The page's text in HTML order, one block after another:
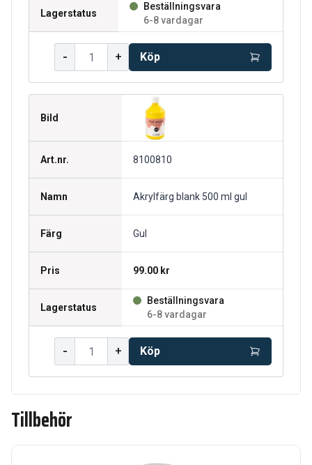
Lagerstatus
Beställningsvara
6-8 vardagar
- + Köp
Bild
Art.nr. 8100810
Namn Akrylfärg blank 500 ml gul
Färg Gul
Pris 99.00 kr
Lagerstatus
Beställningsvara
6-8 vardagar
- + Köp
Tillbehör